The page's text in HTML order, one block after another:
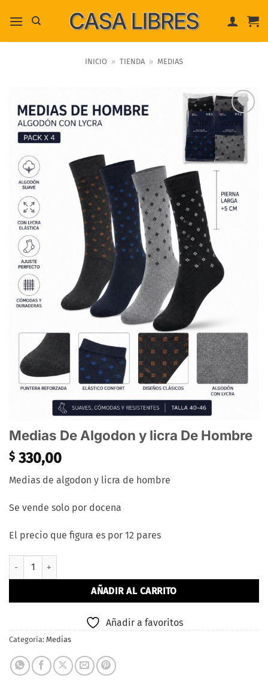
INICIO » TIENDA » MEDIAS
Añadir a
favoritos
Medias De Algodon y licra De Hombre
$ 330,00
Medias de algodon y licra de hombre
Se vende solo por docena
El precio que figura es por 12 pares
Medias De Algodon y licra De Hombre cantidad
AÑADIR AL CARRITO
Añadir a favoritos
Categoría: Medias